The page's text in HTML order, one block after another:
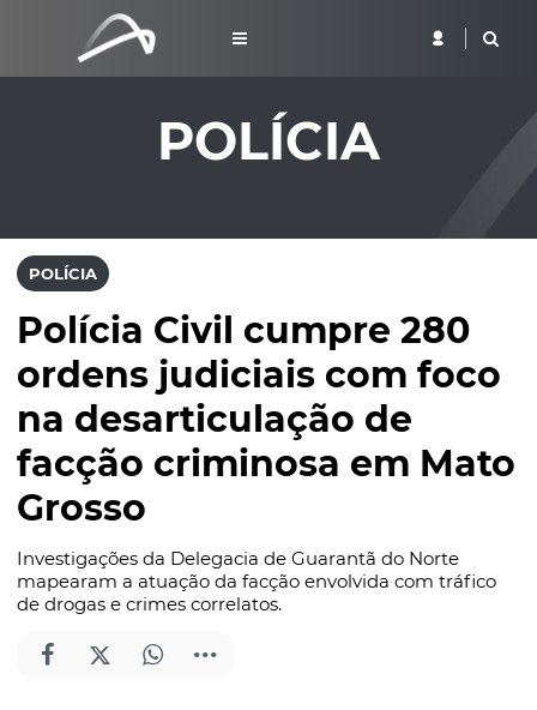
POLÍCIA
POLÍCIA
Polícia Civil cumpre 280
ordens judiciais com foco
na desarticulação de
facção criminosa em Mato
Grosso
Investigações da Delegacia de Guarantã do Norte
mapearam a atuação da facção envolvida com tráfico
de drogas e crimes correlatos.